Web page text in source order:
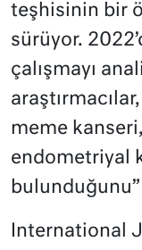
teşhisinin bir
sürüyor.
çalışmayı
meme
endometriyal
International